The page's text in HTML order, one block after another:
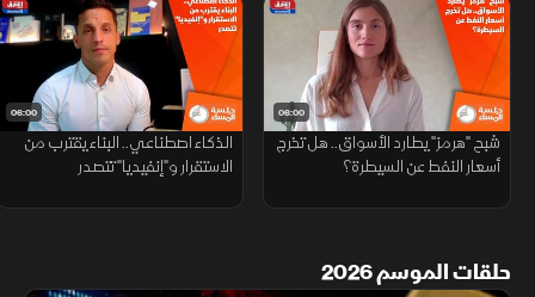
06:00
شبح "هرمز" يطارد الأسواق.. هل تخرج
أسعار النفط عن السيطرة؟
06:00
الذكاء اصطناعي.. البناء يقترب من
الاستقرار و"إنفيديا" تتصدر
حلقات الموسم 2026